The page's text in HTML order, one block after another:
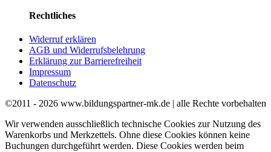
Rechtliches
Widerruf erklären
AGB und Widerrufsbelehrung
Erklärung zur Barrierefreiheit
Impressum
Datenschutz
©2011 - 2026 www.bildungspartner-mk.de | alle Rechte vorbehalten
Wir verwenden ausschließlich technische Cookies zur Nutzung des
Warenkorbs und Merkzettels. Ohne diese Cookies können keine
Buchungen durchgeführt werden. Diese Cookies werden beim